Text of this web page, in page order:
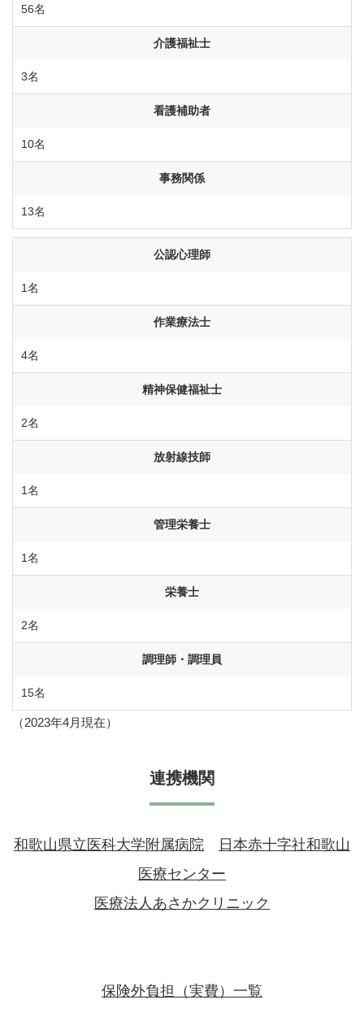
56名
介護福祉士
3名
看護補助者
10名
事務関係
13名
公認心理師
1名
作業療法士
4名
精神保健福祉士
2名
放射線技師
1名
管理栄養士
1名
栄養士
2名
調理師・調理員
15名
（2023年4月現在）
連携機関
和歌山県立医科大学附属病院
日本赤十字社和歌山
医療センター
医療法人あさかクリニック
保険外負担（実費）一覧